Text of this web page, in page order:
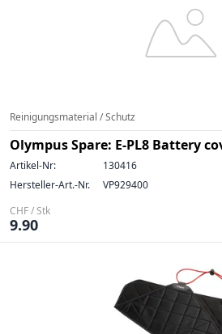
Reinigungsmaterial / Schutz
Olympus Spare: E-PL8 Battery
Artikel-Nr:
130416
Hersteller-Art.-Nr.
VP929400
CHF / Stk
9.90